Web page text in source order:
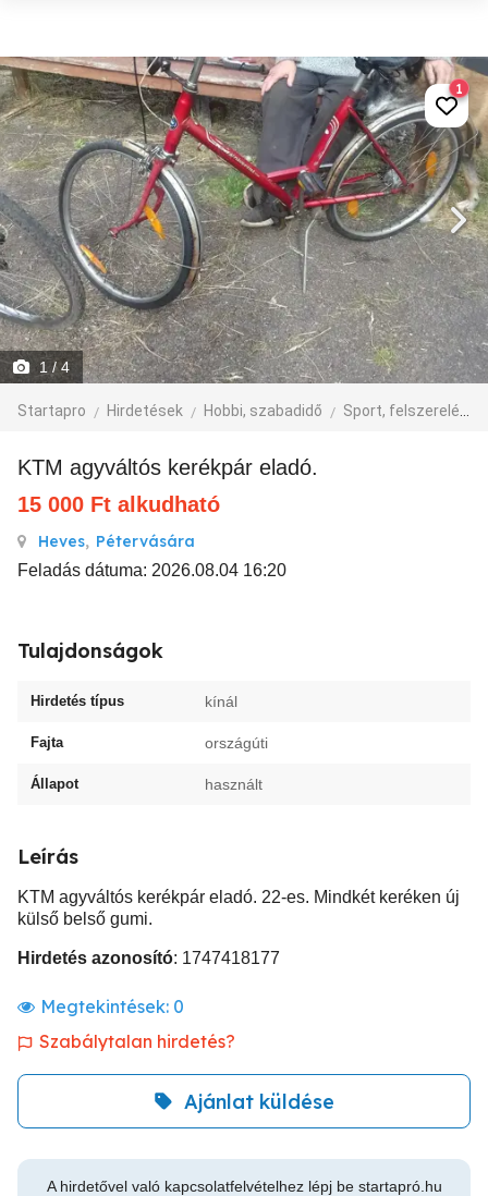
1 / 4
Startapro Hirdetések Hobbi, szabadidő Sport, felszerelés
1
KTM agyváltós kerékpár eladó.
15 000 Ft alkudható
Heves, Pétervására
Feladás dátuma: 2026.08.04 16:20
Tulajdonságok
Hirdetés típus kínál
Fajta országúti
Állapot használt
Leírás
KTM agyváltós kerékpár eladó. 22-es. Mindkét keréken új
külső belső gumi.
Hirdetés azonosító: 1747418177
Megtekintések: 0
Szabálytalan hirdetés?
Ajánlat küldése
A hirdetővel való kapcsolatfelvételhez lépj be startapró.hu